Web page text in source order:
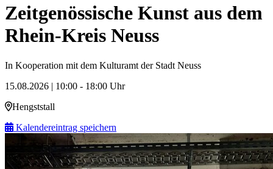
Zeitgenössische Kunst aus dem
Rhein-Kreis Neuss
In Kooperation mit dem Kulturamt der Stadt Neuss
15.08.2026 | 10:00 - 18:00 Uhr
Hengststall
Kalendereintrag speichern